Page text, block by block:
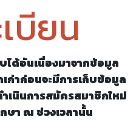
บียน
ได้อันเนื่องมาจากข้อมูล
าก่อนจะมีการเก็บข้อมูล
เนินการสมัครสมาชิกใหม่
ษา ณ ช่วงเวลานั้น